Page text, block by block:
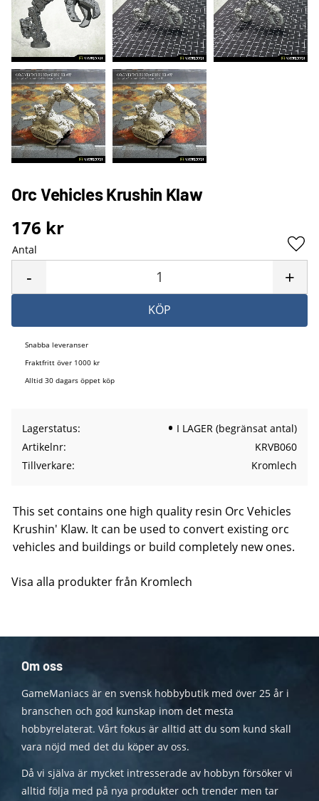
Orc Vehicles Krushin Klaw
176 kr
Antal
+
-
KÖP
Snabba leveranser
Fraktfritt över 1000 kr
Alltid 30 dagars öppet köp
Lagerstatus
I LAGER (begränsat antal)
Artikelnr
KRVB060
Tillverkare
Kromlech
This set contains one high quality resin Orc Vehicles
Krushin' Klaw. It can be used to convert existing orc
vehicles and buildings or build completely new ones.
Visa alla produkter från Kromlech
Om oss
GameManiacs är en svensk hobbybutik med över 25 år i
branschen och god kunskap inom det mesta
hobbyrelaterat. Vårt fokus är alltid att du som kund skall
vara nöjd med det du köper av oss.
Då vi själva är mycket intresserade av hobbyn försöker vi
alltid följa med på nya produkter och trender men tar